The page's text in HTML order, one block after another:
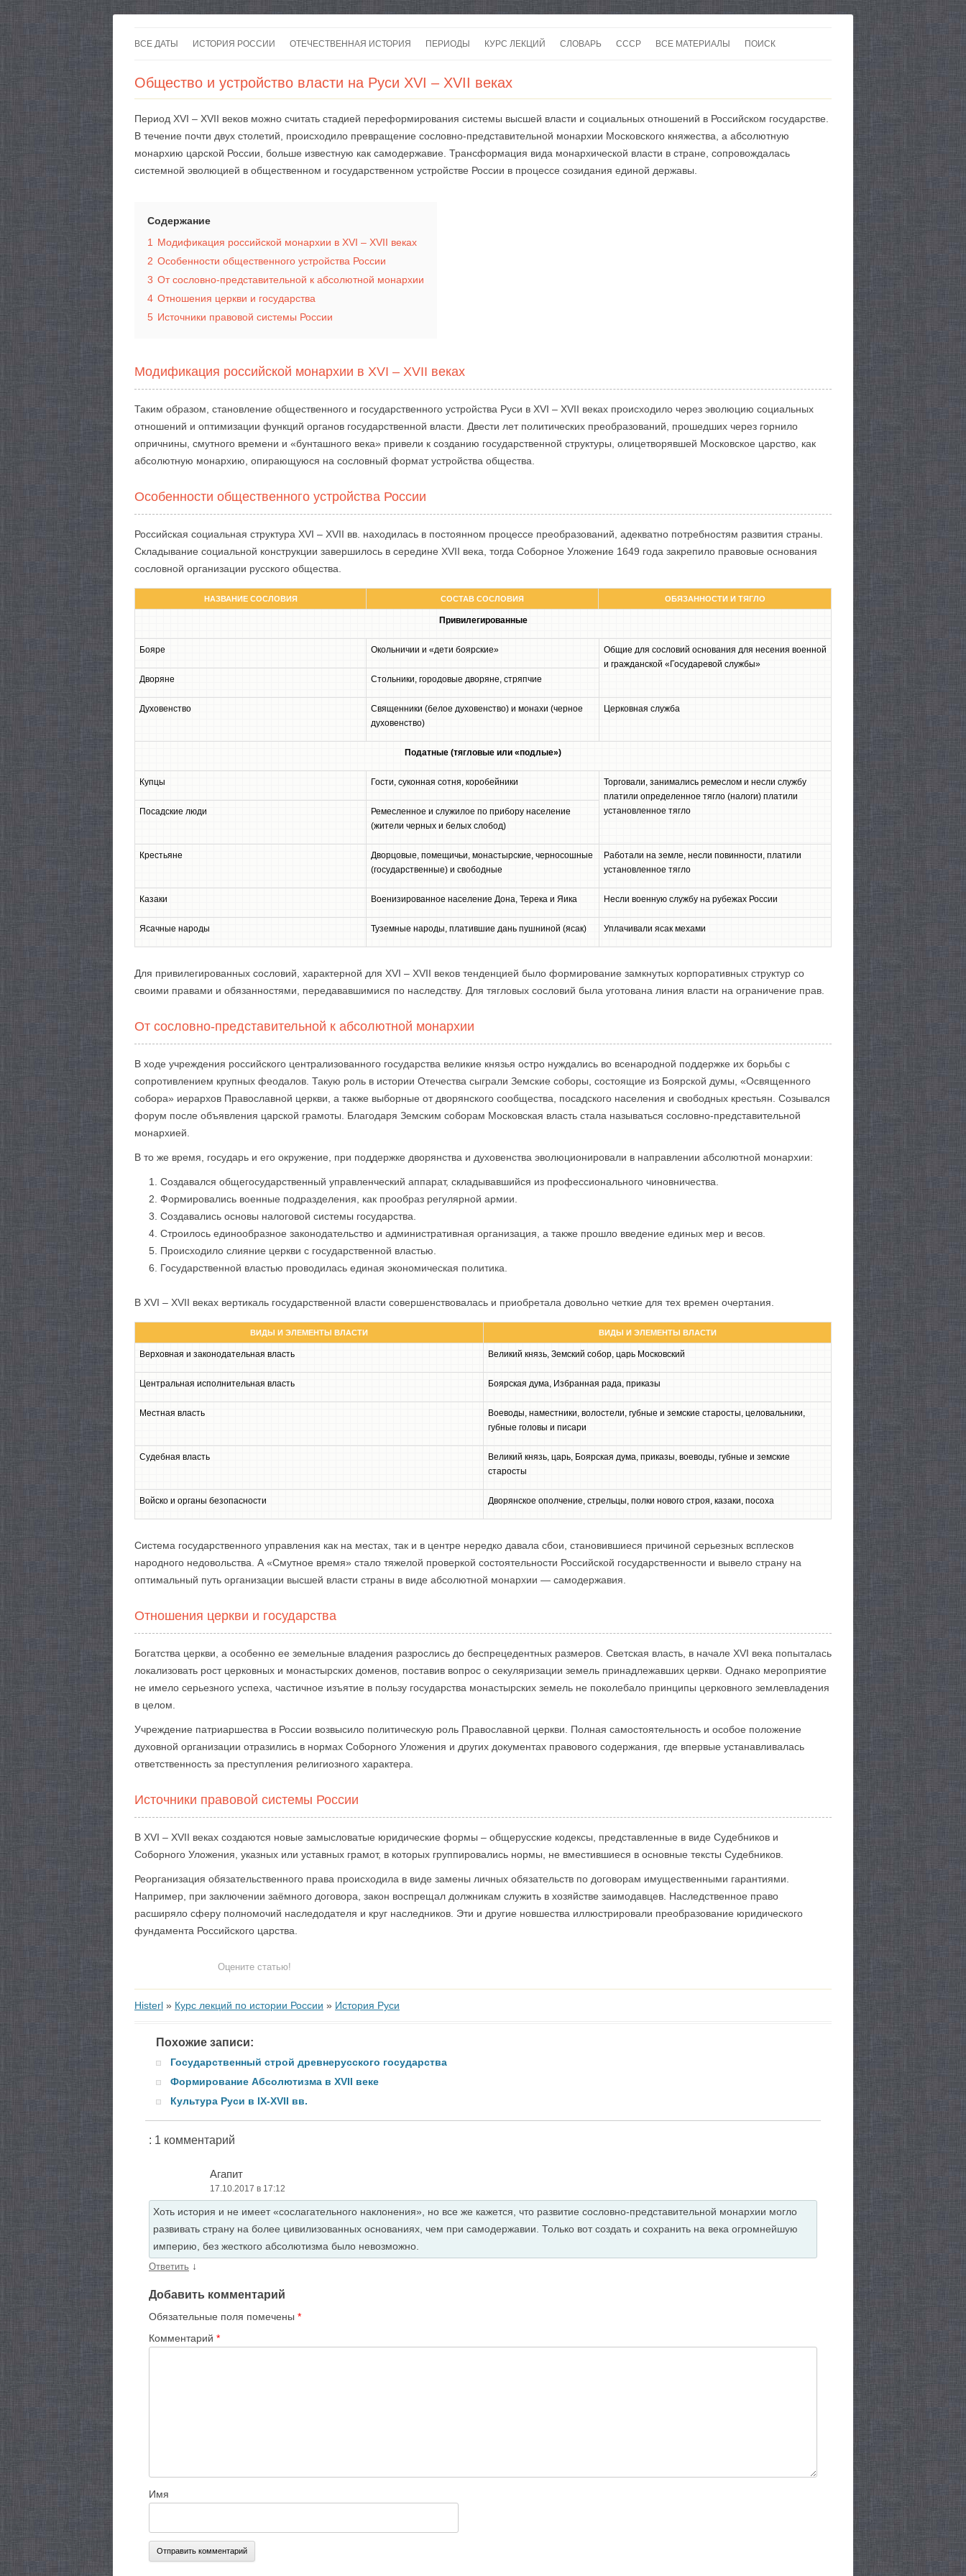
к
ВСЕ ДАТЫ ИСТОРИЯ РОССИИ ОТЕЧЕСТВЕННАЯ ИСТОРИЯ ПЕРИОДЫ КУРС ЛЕКЦИЙ СЛОВАРЬ СССР
ВОЙНЫ
ВСЕ МАТЕРИАЛЫ
КАРТЫ
ПОИСК
Общество и устройство власти на Руси XVI – XVII веках
Период XVI – XVII веков можно считать стадией переформирования системы высшей власти и социальных отношений в Российском государстве.
В течение почти двух столетий, происходило превращение сословно-представительной монархии Московского княжества, а абсолютную
монархию царской России, больше известную как самодержавие. Трансформация вида монархической власти в стране, сопровождалась
системной эволюцией в общественном и государственном устройстве России в процессе созидания единой державы.
Содержание
1
Модификация российской монархии в XVI – XVII веках
2 Особенности общественного устройства России
3 От сословно-представительной к абсолютной монархии
4 Отношения церкви и государства
5 Источники правовой системы России
Модификация российской монархии в XVI – XVII веках
Таким образом, становление общественного и государственного устройства Руси в XVI – XVII веках происходило через эволюцию социальных
отношений и оптимизации функций органов государственной власти. Двести лет политических преобразований, прошедших через горнило
опричнины, смутного времени и «бунташного века» привели к созданию государственной структуры, олицетворявшей Московское царство, как
абсолютную монархию, опирающуюся на сословный формат устройства общества.
Особенности общественного устройства России
Российская социальная структура XVI – XVII вв. находилась в постоянном процессе преобразований, адекватно потребностям развития страны.
Складывание социальной конструкции завершилось в середине XVII века, тогда Соборное Уложение 1649 года закрепило правовые основания
сословной организации русского общества.
НАЗВАНИЕ СОСЛОВИЯ СОСТАВ СОСЛОВИЯ ОБЯЗАННОСТИ И ТЯГЛО
Привилегированные
Бояре Окольничии и «дети боярские»
Общие для сословий основания для несения военной
и гражданской «Государевой службы»
Дворяне
Стольники, городовые дворяне, стряпчие
Духовенство
Священники (белое духовенство) и монахи (черное
духовенство)
Церковная служба
Податные (тягловые или «подлые»)
Купцы Гости, суконная сотня, коробейники
Торговали, занимались ремеслом и несли службу
платили определенное тягло (налоги) платили
установленное тягло
Посадские люди
Ремесленное и служилое по прибору население
(жители черных и белых слобод)
Крестьяне
Дворцовые, помещичьи, монастырские, черносошные
(государственные) и свободные
Работали на земле, несли повинности, платили
установленное тягло
Казаки Военизированное население Дона, Терека и Яика Несли военную службу на рубежах России
Ясачные народы Туземные народы, платившие дань пушниной (ясак) Уплачивали ясак мехами
Для привилегированных сословий, характерной для XVI – XVII веков тенденцией было формирование замкнутых корпоративных структур со
своими правами и обязанностями, передававшимися по наследству. Для тягловых сословий была уготована линия власти на ограничение прав.
От сословно-представительной к абсолютной монархии
В ходе учреждения российского централизованного государства великие князья остро нуждались во всенародной поддержке их борьбы с
сопротивлением крупных феодалов. Такую роль в истории Отечества сыграли Земские соборы, состоящие из Боярской думы, «Освященного
собора» иерархов Православной церкви, а также выборные от дворянского сообщества, посадского населения и свободных крестьян. Созывался
форум после объявления царской грамоты. Благодаря Земским соборам Московская власть стала называться сословно-представительной
монархией.
В то же время, государь и его окружение, при поддержке дворянства и духовенства эволюционировали в направлении абсолютной монархии:
Создавался общегосударственный управленческий аппарат, складывавшийся из профессионального чиновничества.
Формировались военные подразделения, как прообраз регулярной армии.
Создавались основы налоговой системы государства.
Строилось единообразное законодательство и административная организация, а также прошло введение единых мер и весов.
Происходило слияние церкви с государственной властью.
Государственной властью проводилась единая экономическая политика.
В XVI – XVII веках вертикаль государственной власти совершенствовалась и приобретала довольно четкие для тех времен очертания.
ВИДЫ И ЭЛЕМЕНТЫ ВЛАСТИ ВИДЫ И ЭЛЕМЕНТЫ ВЛАСТИ
Верховная и законодательная власть Великий князь, Земский собор, царь Московский
Центральная исполнительная власть Боярская дума, Избранная рада, приказы
Местная власть
Воеводы, наместники, волостели, губные и земские старосты, целовальники,
губные головы и писари
Судебная власть
Великий князь, царь, Боярская дума, приказы, воеводы, губные и земские
старосты
Войско и органы безопасности Дворянское ополчение, стрельцы, полки нового строя, казаки, посоха
Система государственного управления как на местах, так и в центре нередко давала сбои, становившиеся причиной серьезных всплесков
народного недовольства. А «Смутное время» стало тяжелой проверкой состоятельности Российской государственности и вывело страну на
оптимальный путь организации высшей власти страны в виде абсолютной монархии — самодержавия.
Отношения церкви и государства
Богатства церкви, а особенно ее земельные владения разрослись до беспрецедентных размеров. Светская власть, в начале XVI века попыталась
локализовать рост церковных и монастырских доменов, поставив вопрос о секуляризации земель принадлежавших церкви. Однако мероприятие
не имело серьезного успеха, частичное изъятие в пользу государства монастырских земель не поколебало принципы церковного землевладения
в целом.
Учреждение патриаршества в России возвысило политическую роль Православной церкви. Полная самостоятельность и особое положение
духовной организации отразились в нормах Соборного Уложения и других документах правового содержания, где впервые устанавливалась
ответственность за преступления религиозного характера.
Источники правовой системы России
В XVI – XVII веках создаются новые замысловатые юридические формы – общерусские кодексы, представленные в виде Судебников и
Соборного Уложения, указных или уставных грамот, в которых группировались нормы, не вместившиеся в основные тексты Судебников.
Реорганизация обязательственного права происходила в виде замены личных обязательств по договорам имущественными гарантиями.
Например, при заключении заёмного договора, закон воспрещал должникам служить в хозяйстве заимодавцев. Наследственное право
расширяло сферу полномочий наследодателя и круг наследников. Эти и другие новшества иллюстрировали преобразование юридического
фундамента Российского царства.
Оцените статью!
Histerl » Курс лекций по истории России » История Руси
Похожие записи:
Государственный строй древнерусского государства
Формирование Абсолютизма в XVII веке
Культура Руси в IX-XVII вв.
: 1 комментарий
Агапит
17.10.2017 в 17:12
Хоть история и не имеет «сослагательного наклонения», но все же кажется, что развитие сословно-представительной монархии могло
развивать страну на более цивилизованных основаниях, чем при самодержавии. Только вот создать и сохранить на века огромнейшую
империю, без жесткого абсолютизма было невозможно.
Ответить ↓
Добавить комментарий
Обязательные поля помечены *
Комментарий *
Имя